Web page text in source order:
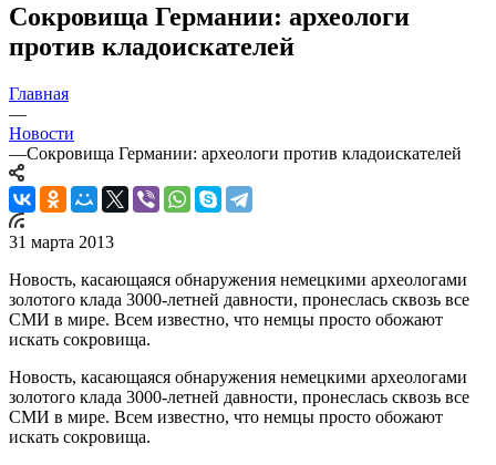
Сокровища Германии: археологи
против кладоискателей
Главная
—
Новости
—Сокровища Германии: археологи против кладоискателей
31 марта 2013
Новость, касающаяся обнаружения немецкими археологами
золотого клада 3000-летней давности, пронеслась сквозь все
СМИ в мире. Всем известно, что немцы просто обожают
искать сокровища.
Новость, касающаяся обнаружения немецкими археологами
золотого клада 3000-летней давности, пронеслась сквозь все
СМИ в мире. Всем известно, что немцы просто обожают
искать сокровища.